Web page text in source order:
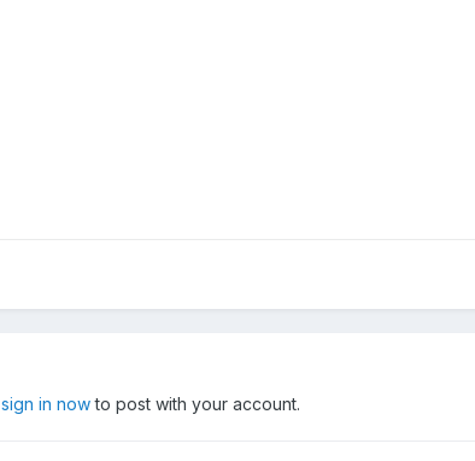
sign in nowto post with your account.